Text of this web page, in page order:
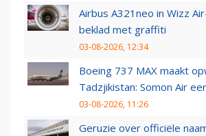
Airbus A321neo in Wizz
beklad met graffiti
03-08-2026, 12:34
Boeing 737 MAX maakt
Tadzjikistan: Somon Air
03-08-2026, 11:26
Geruzie over officiële